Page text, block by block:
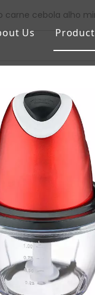
Us
carne cebola alho